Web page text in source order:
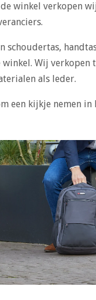
winkel verkopen
schoudertas,
winkel. Wij verkopen
als leder.
een kijkje nemen